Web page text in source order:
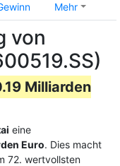
Mehr
von
Milliarden
eine
Euro. Dies macht
72. wertvollsten